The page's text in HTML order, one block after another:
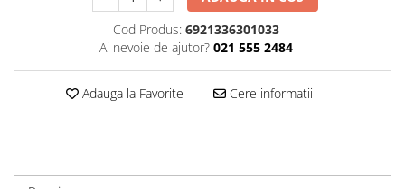
Produse incontinenta
Cod Produs: 6921336301033
Ai nevoie de ajutor? 021 555 2484
Adauga la Favorite Cere informatii